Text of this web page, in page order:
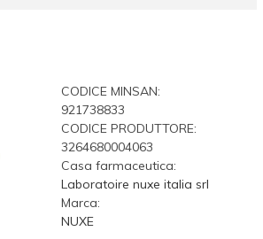
CODICE MINSAN:
921738833
CODICE PRODUTTORE:
3264680004063
Casa farmaceutica:
Laboratoire nuxe italia srl
Marca:
NUXE